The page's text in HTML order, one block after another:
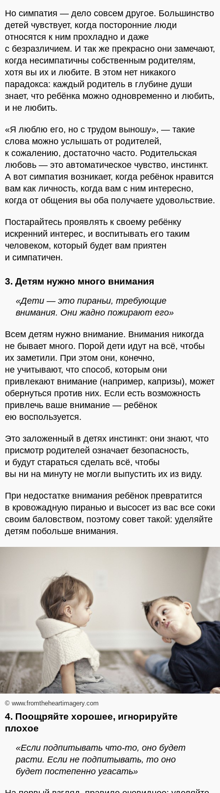
Но симпатия — дело совсем другое. Большинство
детей чувствует, когда посторонние люди
относятся к ним прохладно и даже
с безразличием. И так же прекрасно они замечают,
когда несимпатичны собственным родителям,
хотя вы их и любите. В этом нет никакого
парадокса: каждый родитель в глубине души
знает, что ребёнка можно одновременно и любить,
и не любить.
«Я люблю его, но с трудом выношу», — такие
слова можно услышать от родителей,
к сожалению, достаточно часто. Родительская
любовь — это автоматическое чувство, инстинкт.
А вот симпатия возникает, когда ребёнок нравится
вам как личность, когда вам с ним интересно,
когда от общения вы оба получаете удовольствие.
Постарайтесь проявлять к своему ребёнку
искренний интерес, и воспитывать его таким
человеком, который будет вам приятен
и симпатичен.
3. Детям нужно много внимания
«Дети — это пираньи, требующие
внимания. Они жадно пожирают его»
Всем детям нужно внимание. Внимания никогда
не бывает много. Порой дети идут на всё, чтобы
их заметили. При этом они, конечно,
не учитывают, что способ, которым они
привлекают внимание (например, капризы), может
обернуться против них. Если есть возможность
привлечь ваше внимание — ребёнок
ею воспользуется.
Это заложенный в детях инстинкт: они знают, что
присмотр родителей означает безопасность,
и будут стараться сделать всё, чтобы
вы ни на минуту не могли выпустить их из виду.
При недостатке внимания ребёнок превратится
в кровожадную пиранью и высосет из вас все соки
своим баловством, поэтому совет такой: уделяйте
детям побольше внимания.
© www.fromtheheartimagery.com
4. Поощряйте хорошее, игнорируйте
плохое
«Если подпитывать что-то, оно будет
расти. Если не подпитывать, то оно
будет постепенно угасать»